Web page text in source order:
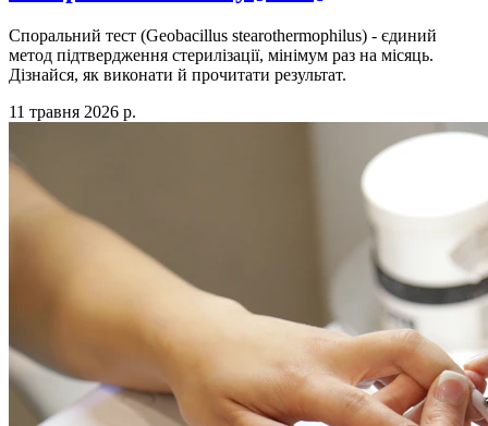
Споральний тест (Geobacillus stearothermophilus) - єдиний
метод підтвердження стерилізації, мінімум раз на місяць.
Дізнайся, як виконати й прочитати результат.
11 травня 2026 р.